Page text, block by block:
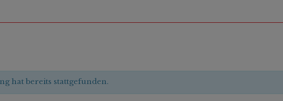
hat bereits stattgefunden.